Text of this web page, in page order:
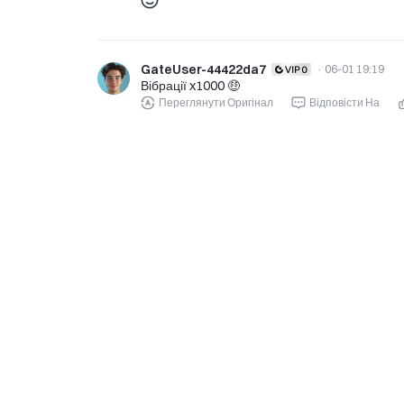
GateUser-44422da7 · 06-01 19:19
Вібрації x1000 🤑
Переглянути Оригінал Відповісти На